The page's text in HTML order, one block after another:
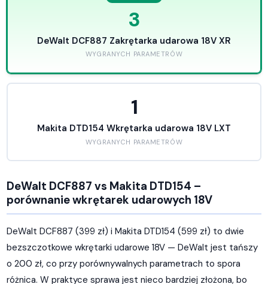
3
DeWalt DCF887 Zakrętarka udarowa 18V XR
WYGRANYCH PARAMETRÓW
1
Makita DTD154 Wkrętarka udarowa 18V LXT
WYGRANYCH PARAMETRÓW
DeWalt DCF887 vs Makita DTD154 –
porównanie wkrętarek udarowych 18V
DeWalt DCF887 (399 zł) i Makita DTD154 (599 zł) to dwie
bezszczotkowe wkrętarki udarowe 18V — DeWalt jest tańszy
o 200 zł, co przy porównywalnych parametrach to spora
różnica. W praktyce sprawa jest nieco bardziej złożona, bo